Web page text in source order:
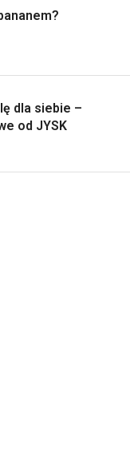
dla siebie –
od JYSK